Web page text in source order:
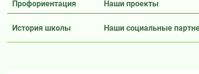
Профориентация Наши проекты
История школы Наши социальные